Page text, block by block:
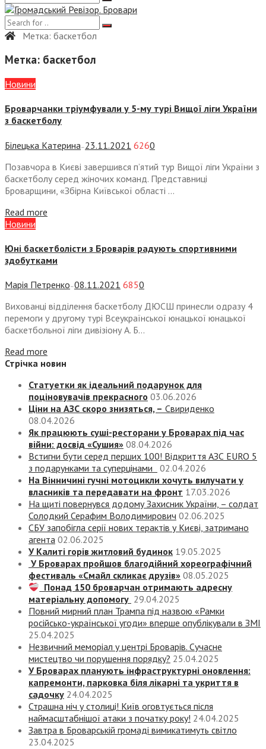
Метка: баскетбол
Метка: баскетбол
Новини
Броварчанки тріумфували у 5-му турі Вищої ліги України
з баскетболу
Білецька Катерина — 23.11.2021 6260
Позавчора в Києві завершився п’ятий тур Вищої ліги України з
баскетболу серед жіночих команд. Представниці
Броварщини, «Збірна Київської області ...
Read more
Новини
Юні баскетболісти з Броварів радують спортивними
здобутками
Марія Петренко —08.11.2021 6850
Вихованці відділення баскетболу ДЮСШ принесли одразу 4
перемоги у другому турі Всеукраїнської юнацької юнацької
баскетбольної ліги дивізіону А. Б...
Read more
Стрічка новин
Статуетки як ідеальний подарунок для
поціновувачів прекрасного 03.06.2026
Ціни на АЗС скоро знизяться, – Свириденко
08.04.2026
Як працюють суші-ресторани у Броварах під час
війни: досвід «Сушия» 08.04.2026
Встигни бути серед перших 100! Відкриття АЗС EURO 5
з подарунками та суперцінами
02.04.2026
На Вінничині гучні мотоцикли хочуть вилучати у
власників та передавати на фронт 17.03.2026
На щиті повернувся додому Захисник України, – солдат
Солодкий Серафим Володимирович 02.06.2025
СБУ запобігла серії нових терактів у Києві, затримано
агента 02.06.2025
У Калиті горів житловий будинок 19.05.2025
У Броварах пройшов благодійний хореографічний
фестиваль «Смайл скликає друзів» 08.05.2025
Понад 150 броварчан отримають адресну
матеріальну допомогу 29.04.2025
Повний мирний план Трампа під назвою «‎Рамки
російсько-української угоди» вперше опублікували в ЗМІ
25.04.2025
Незвичний меморіал у центрі Броварів. Сучасне
мистецтво чи порушення порядку? 25.04.2025
У Броварах планують інфраструктурні оновлення:
капремонти, парковка біля лікарні та укриття в
садочку 24.04.2025
Страшна ніч у столиці! Київ оговтується після
наймасштабнішої атаки з початку року! 24.04.2025
Завтра в Броварській громаді вимикатимуть світло
23.04.2025